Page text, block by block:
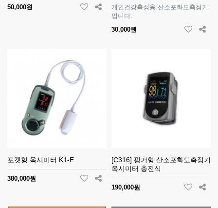
50,000원
개인건강측정용 산소포화도측정기
입니다.
30,000원
포켓형 옥시미터 K1-E
380,000원
[C316] 핑거형 산소포화도측정기
옥시미터 충전식
190,000원